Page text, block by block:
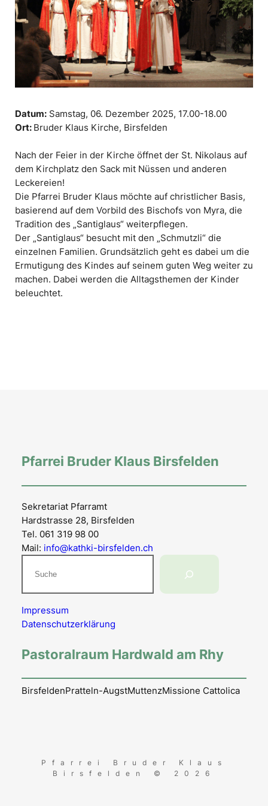
Datum: Samstag, 06. Dezember 2025, 17.00-18.00
Ort: Bruder Klaus Kirche, Birsfelden
Nach der Feier in der Kirche öffnet der St. Nikolaus auf
dem Kirchplatz den Sack mit Nüssen und anderen
Leckereien!
Die Pfarrei Bruder Klaus möchte auf christlicher Basis,
basierend auf dem Vorbild des Bischofs von Myra, die
Tradition des „Santiglaus“ weiterpflegen.
Der „Santiglaus“ besucht mit den „Schmutzli“ die
einzelnen Familien. Grundsätzlich geht es dabei um die
Ermutigung des Kindes auf seinem guten Weg weiter zu
machen. Dabei werden die Alltagsthemen der Kinder
beleuchtet.
Pfarrei Bruder Klaus Birsfelden
Sekretariat Pfarramt
Hardstrasse 28, Birsfelden
Tel. 061 319 98 00
Mail: info@kathki-birsfelden.ch
Impressum
Datenschutzerklärung
Pastoralraum Hardwald am Rhy
BirsfeldenPratteln-AugstMuttenzMissione Cattolica
Pfarrei Bruder Klaus
Birsfelden © 2026